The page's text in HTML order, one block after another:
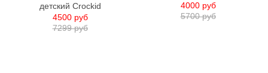
детский Crockid
7299 руб
4500 руб 5700 руб
4000 руб